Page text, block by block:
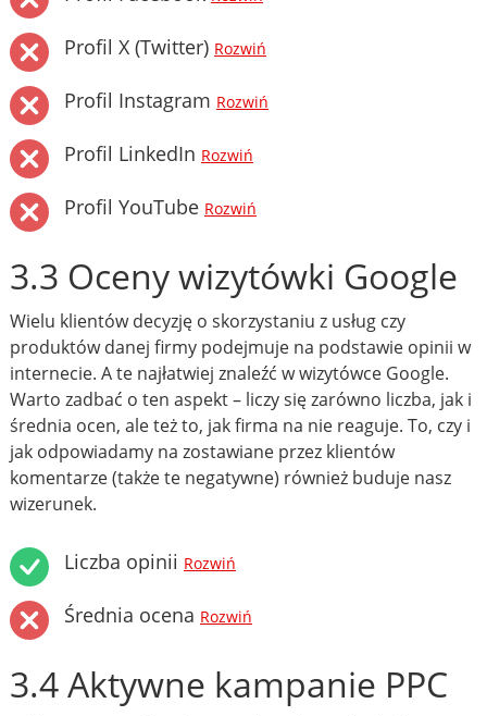
Profil X (Twitter) Rozwiń
Profil Instagram Rozwiń
Profil LinkedIn Rozwiń
Profil YouTube Rozwiń
3.3 Oceny wizytówki Google
Wielu klientów decyzję o skorzystaniu z usług czy
produktów danej firmy podejmuje na podstawie opinii w
internecie. A te najłatwiej znaleźć w wizytówce Google.
Warto zadbać o ten aspekt – liczy się zarówno liczba, jak i
średnia ocen, ale też to, jak firma na nie reaguje. To, czy i
jak odpowiadamy na zostawiane przez klientów
komentarze (także te negatywne) również buduje nasz
wizerunek.
Liczba opinii Rozwiń
Średnia ocena Rozwiń
3.4 Aktywne kampanie PPC